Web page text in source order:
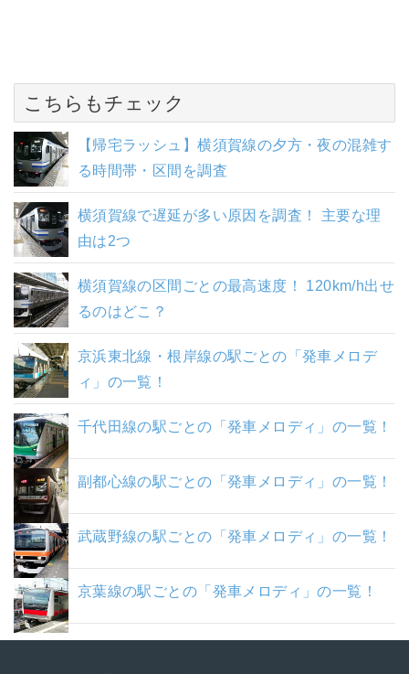
こちらもチェック
【帰宅ラッシュ】横須賀線の夕方・夜の混雑す
る時間帯・区間を調査
横須賀線で遅延が多い原因を調査！ 主要な理
由は2つ
横須賀線の区間ごとの最高速度！ 120km/h出せ
るのはどこ？
京浜東北線・根岸線の駅ごとの「発車メロデ
ィ」の一覧！
千代田線の駅ごとの「発車メロディ」の一覧！
副都心線の駅ごとの「発車メロディ」の一覧！
武蔵野線の駅ごとの「発車メロディ」の一覧！
京葉線の駅ごとの「発車メロディ」の一覧！